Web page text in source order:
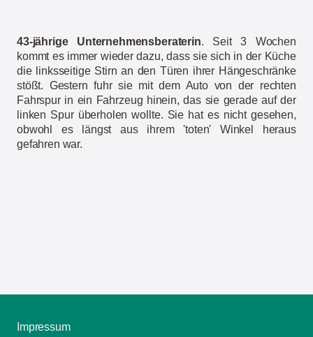
43-jährige Unternehmensberaterin. Seit 3 Wochen
kommt es immer wieder dazu, dass sie sich in der Küche
die linksseitige Stirn an den Türen ihrer Hängeschränke
stößt. Gestern fuhr sie mit dem Auto von der rechten
Fahrspur in ein Fahrzeug hinein, das sie gerade auf der
linken Spur überholen wollte. Sie hat es nicht gesehen,
obwohl es längst aus ihrem 'toten' Winkel heraus
gefahren war.
Impressum